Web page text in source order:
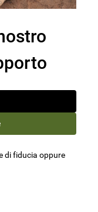
di fiducia oppure